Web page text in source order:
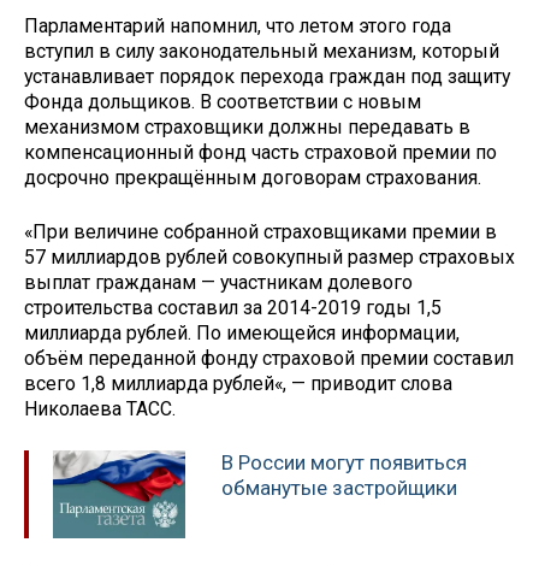
Парламентарий напомнил, что летом этого года
вступил в силу законодательный механизм, который
устанавливает порядок перехода граждан под защиту
Фонда дольщиков. В соответствии с новым
механизмом страховщики должны передавать в
компенсационный фонд часть страховой премии по
досрочно прекращённым договорам страхования.
«При величине собранной страховщиками премии в
57 миллиардов рублей совокупный размер страховых
выплат гражданам — участникам долевого
строительства составил за 2014-2019 годы 1,5
миллиарда рублей. По имеющейся информации,
объём переданной фонду страховой премии составил
всего 1,8 миллиарда рублей«, — приводит слова
Николаева ТАСС.
В России могут появиться
обманутые застройщики